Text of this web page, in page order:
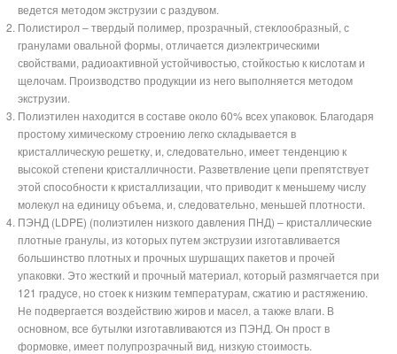
ведется методом экструзии с раздувом.
Полистирол – твердый полимер, прозрачный, стеклообразный, с
гранулами овальной формы, отличается диэлектрическими
свойствами, радиоактивной устойчивостью, стойкостью к кислотам и
щелочам. Производство продукции из него выполняется методом
экструзии.
Полиэтилен находится в составе около 60% всех упаковок. Благодаря
простому химическому строению легко складывается в
кристаллическую решетку, и, следовательно, имеет тенденцию к
высокой степени кристалличности. Разветвление цепи препятствует
этой способности к кристаллизации, что приводит к меньшему числу
молекул на единицу объема, и, следовательно, меньшей плотности.
ПЭНД (LDPE) (полиэтилен низкого давления ПНД) – кристаллические
плотные гранулы, из которых путем экструзии изготавливается
большинство плотных и прочных шуршащих пакетов и прочей
упаковки. Это жесткий и прочный материал, который размягчается при
121 градусе, но стоек к низким температурам, сжатию и растяжению.
Не подвергается воздействию жиров и масел, а также влаги. В
основном, все бутылки изготавливаются из ПЭНД. Он прост в
формовке, имеет полупрозрачный вид, низкую стоимость.